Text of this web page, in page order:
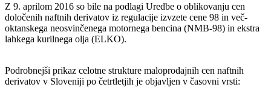
Z 9. aprilom 2016 so bile na podlagi Uredbe o oblikovanju cen
določenih naftnih derivatov iz regulacije izvzete cene 98 in več-
oktanskega neosvinčenega motornega bencina (NMB-98) in ekstra
lahkega kurilnega olja (ELKO).
Podrobnejši prikaz celotne strukture maloprodajnih cen naftnih
derivatov v Sloveniji po četrtletjih je objavljen v časovni vrsti: